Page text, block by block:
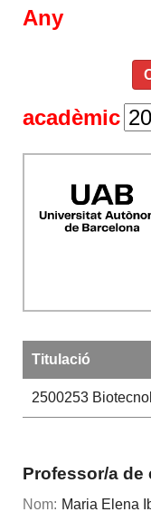
Any
acadèmic
Titulació
2500253
Professor/a de
Nom: Maria Elena